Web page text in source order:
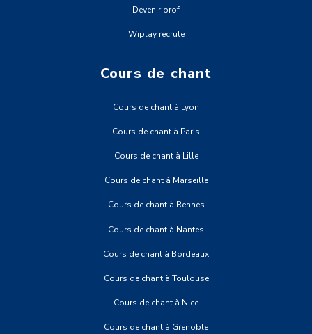
Devenir prof
Wiplay recrute
Cours de chant
Cours de chant à Lyon
Cours de chant à Paris
Cours de chant à Lille
Cours de chant à Marseille
Cours de chant à Rennes
Cours de chant à Nantes
Cours de chant à Bordeaux
Cours de chant à Toulouse
Cours de chant à Nice
Cours de chant à Grenoble